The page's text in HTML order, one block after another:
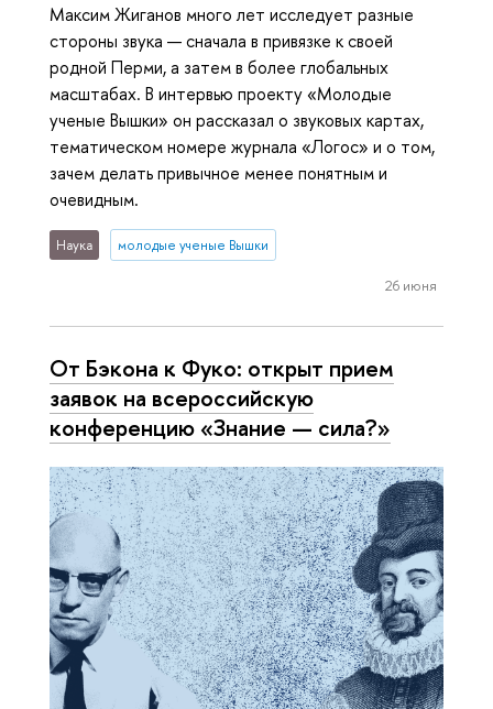
Максим Жиганов много лет исследует разные
стороны звука — сначала в привязке к своей
родной Перми, а затем в более глобальных
масштабах. В интервью проекту «Молодые
ученые Вышки» он рассказал о звуковых картах,
тематическом номере журнала «Логос» и о том,
зачем делать привычное менее понятным и
очевидным.
Наука молодые ученые Вышки
26 июня
От Бэкона к Фуко: открыт прием
заявок на всероссийскую
конференцию «Знание — сила?»